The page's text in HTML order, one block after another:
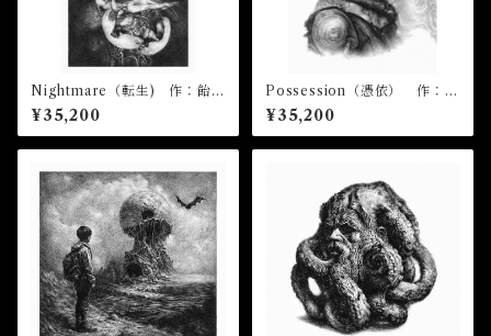
Nightmare（転生) 作：飴屋
晶貴
¥35,200
Possession（憑依） 作：飴
屋晶貴
¥35,200